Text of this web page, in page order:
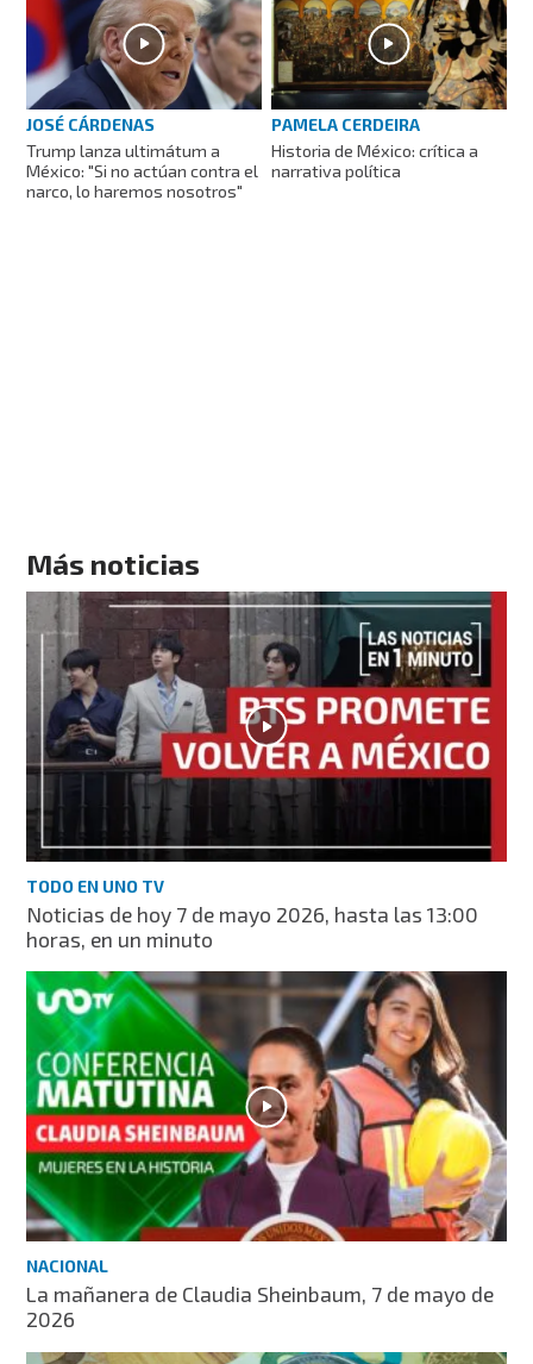
JOSÉ CÁRDENAS
Trump lanza ultimátum a
México: "Si no actúan contra el
narco, lo haremos nosotros"
PAMELA CERDEIRA
Historia de México: crítica a
narrativa política
Más noticias
TODO EN UNO TV
Noticias de hoy 7 de mayo 2026, hasta las 13:00
horas, en un minuto
NACIONAL
La mañanera de Claudia Sheinbaum, 7 de mayo de
2026